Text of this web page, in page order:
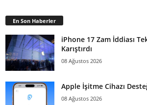
En Son Haberler
iPhone 17 Zam İddiası
Karıştırdı
08 Ağustos 2026
Apple İşitme Cihazı
08 Ağustos 2026